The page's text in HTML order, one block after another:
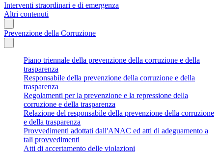
Interventi straordinari e di emergenza
Altri contenuti
Prevenzione della Corruzione
Piano triennale della prevenzione della corruzione e della
trasparenza
Responsabile della prevenzione della corruzione e della
trasparenza
Regolamenti per la prevenzione e la repressione della
corruzione e della trasparenza
Relazione del responsabile della prevenzione della corruzione
e della trasparenza
Provvedimenti adottati dall'ANAC ed atti di adeguamento a
tali provvedimenti
Atti di accertamento delle violazioni